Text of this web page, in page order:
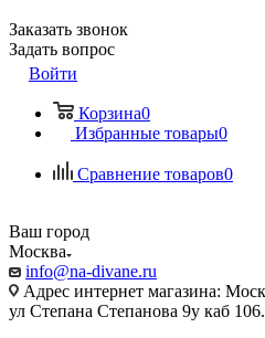
Заказать звонок
Задать вопрос
Войти
Корзина0
Избранные товары0
Сравнение товаров0
Ваш город
Москва
info@na-divane.ru
Адрес интернет магазина:
ул Степана Степанова 9у каб